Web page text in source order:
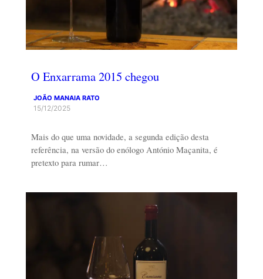
O Enxarrama 2015 chegou
JOÃO MANAIA RATO
15/12/2025
Mais do que uma novidade, a segunda edição desta
referência, na versão do enólogo António Maçanita, é
pretexto para rumar…